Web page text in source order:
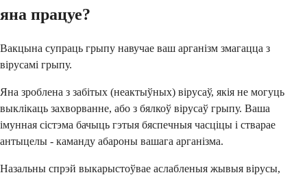
яна працуе?
Вакцына супраць грыпу навучае ваш арганізм змагацца з
вірусамі грыпу.
Яна зроблена з забітых (неактыўных) вірусаў, якія не могуць
выклікаць захворванне, або з бялкоў вірусаў грыпу. Ваша
імунная сістэма бачыць гэтыя бяспечныя часціцы і стварае
антыцелы - каманду абароны вашага арганізма.
Назальны спрэй выкарыстоўвае аслабленыя жывыя вірусы,